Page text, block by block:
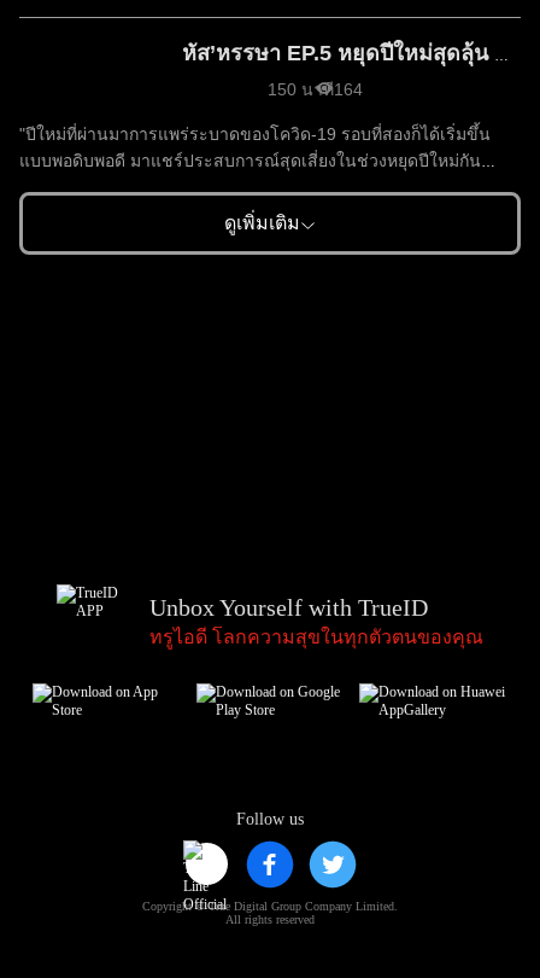
คนจะต้องช่วยเหลือกันเพื่อทำภารกิจต่างๆ ในยานอวกาศ คราวนี้ชาว
หัส' หรรษา จะต้องร่วมแรงร่วมใจผ่านอุปสรรคไปให้จนได้!
#OnlineStation​ #หัสหรรษา​ #ป้ายจารจร​ #มินิเกม​ #OutofSpace​
หัส’หรรษา EP.5 หยุดปีใหม่สุดลุ้น ติดมั้ยนะ?! | Among Us
150 นาที164
"ปีใหม่ที่ผ่านมาการแพร่ระบาดของโควิด-19 รอบที่สองก็ได้เริ่มขึ้น
แบบพอดิบพอดี มาแชร์ประสบการณ์สุดเสี่ยงในช่วงหยุดปีใหม่กัน
เถอะ!! Among Us กลับมาอีกครั้งกับการหา Imposter ในหมู่พวกเรา
หลังจากที่ทุกคนได้ไปซุ่มซ้อมฝึกกันมาเรียบร้อยแล้ว คราวนี้บอกได้เลย
ดูเพิ่มเติม
Follow us
Copyright © True Digital Group Company Limited.
All rights reserved
Unbox Yourself with TrueID
ทรูไอดี โลกความสุขในทุกตัวตนของคุณ